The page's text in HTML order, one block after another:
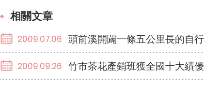
相關文章
2009.07.06 頭前溪開闢一條五公里長的自
2009.09.26 竹市茶花產銷班獲全國十大績